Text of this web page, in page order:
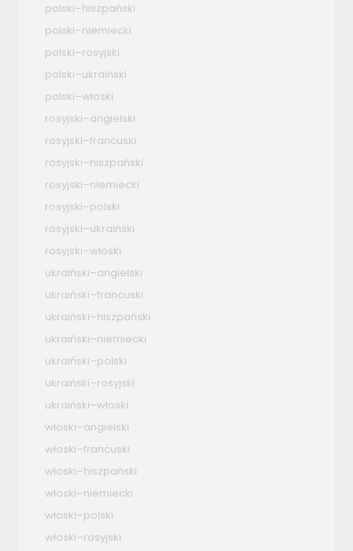
polski–hiszpański
polski–niemiecki
polski–rosyjski
polski–ukraiński
polski–włoski
rosyjski–angielski
rosyjski–francuski
rosyjski–hiszpański
rosyjski–niemiecki
rosyjski–polski
rosyjski–ukraiński
rosyjski–włoski
ukraiński–angielski
ukraiński–francuski
ukraiński–hiszpański
ukraiński–niemiecki
ukraiński–polski
ukraiński–rosyjski
ukraiński–włoski
włoski–angielski
włoski–francuski
włoski–hiszpański
włoski–niemiecki
włoski–polski
włoski–rosyjski